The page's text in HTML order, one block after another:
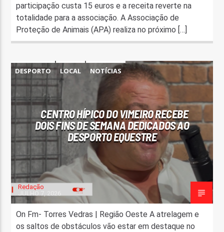
participação custa 15 euros e a receita reverte na
totalidade para a associação. A Associação de
Proteção de Animais (APA) realiza no próximo […]
DESPORTO LOCAL NOTÍCIAS
CENTRO HÍPICO DO VIMEIRO RECEBE
DOIS FINS DE SEMANA DEDICADOS AO
DESPORTO EQUESTRE
Redação
On Fm- Torres Vedras | Região Oeste A atrelagem e
os saltos de obstáculos vão estar em destaque no